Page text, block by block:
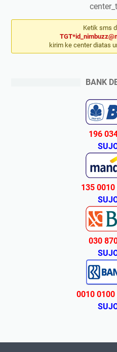
Ketik sms
kirim ke center diatas
BANK
196
135
030
0010